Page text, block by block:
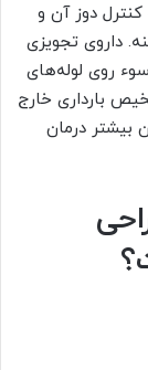
کنترل دوز آن و
داروی تجویزی
روی لوله‌های
بارداری خارج
بیشتر درمان